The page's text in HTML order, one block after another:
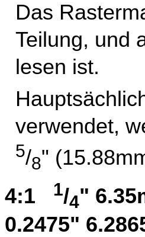
Das
Teilung, und
lesen ist.
verwendet,
5/8"
4:1
1/4"
0.2475"